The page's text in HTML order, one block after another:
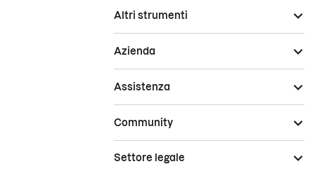
Altri strumenti
Azienda
Assistenza
Community
Settore legale